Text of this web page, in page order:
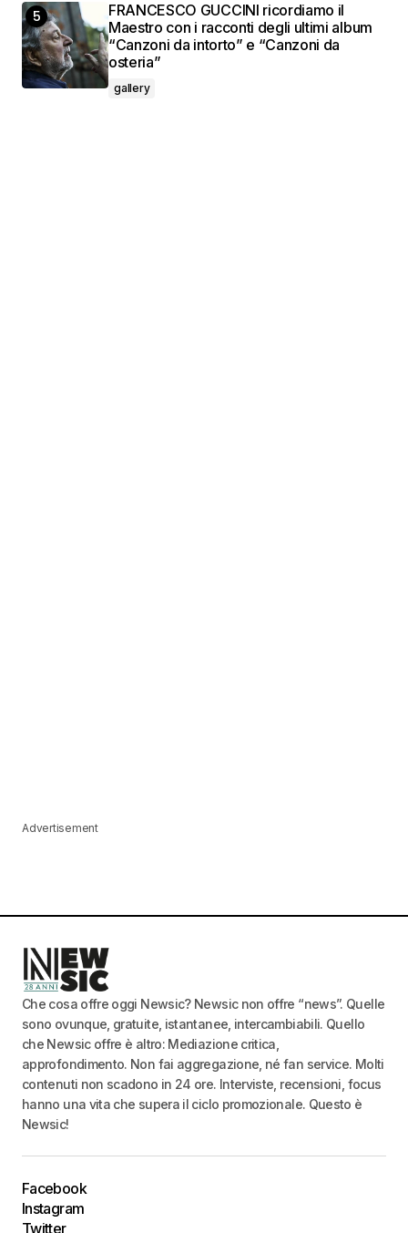
FRANCESCO GUCCINI ricordiamo il
Maestro con i racconti degli ultimi album
“Canzoni da intorto” e “Canzoni da
osteria”
gallery
Advertisement
Che cosa offre oggi Newsic? Newsic non offre “news”. Quelle
sono ovunque, gratuite, istantanee, intercambiabili. Quello
che Newsic offre è altro: Mediazione critica,
approfondimento. Non fai aggregazione, né fan service. Molti
contenuti non scadono in 24 ore. Interviste, recensioni, focus
hanno una vita che supera il ciclo promozionale. Questo è
Newsic!
Facebook
Instagram
Twitter